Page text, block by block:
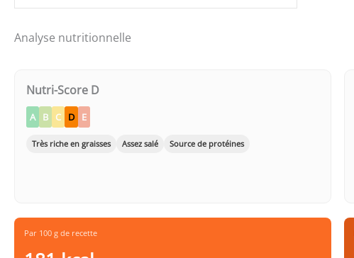
Analyse nutritionnelle
Nutri-Score D
A B C D E
Très riche en graisses Assez salé Source de protéines
Par 100 g de recette